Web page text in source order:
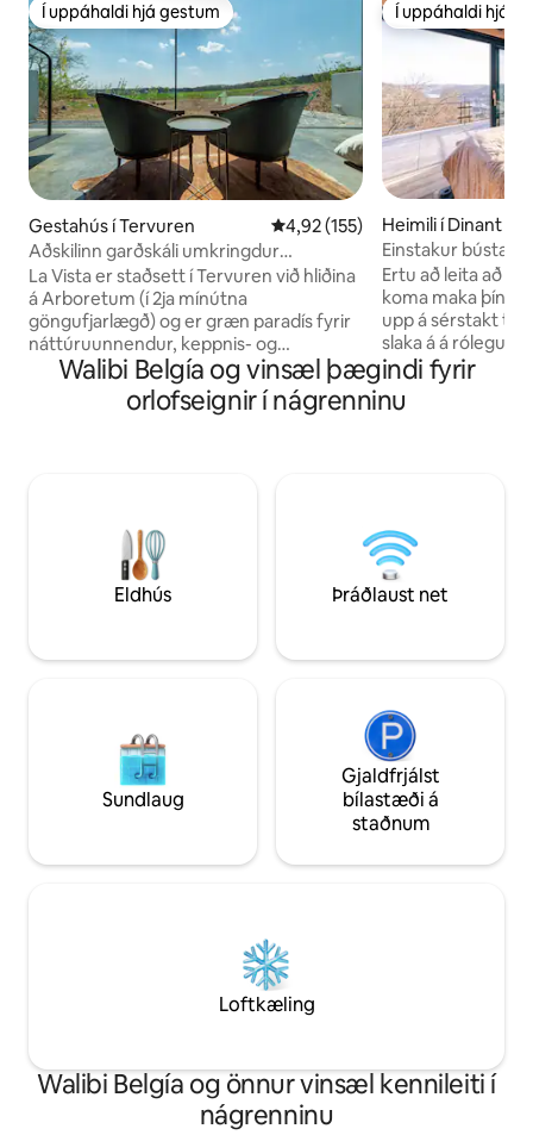
Í uppáhaldi hjá gestum
Í uppáhaldi hjá gestum
Gestahús í Tervuren 4,92 af 5 í meðaleinkunn, 155
4,92 (155)
Aðskilinn garðskáli umkringdur
náttúrunni
La Vista er staðsett í Tervuren við hliðina
á Arboretum (í 2ja mínútna
göngufjarlægð) og er græn paradís fyrir
náttúruunnendur, keppnis- og
fjallahjólafólk og viðskiptaferðamenn.
Það hefur aðgang að náttúrunni, ásamt
þægindum og sveitatilfinningu í
vél og sturtuklefa. Gestir geta slakað á á
einkaveröndinni og notið einstaks og
töfrandi útsýnis á engjum.
Í uppáhaldi hjá
Í uppáhaldi hjá
Heimili í Dinant
Einstakur
útsýni og
Ertu að leita að
koma maka
upp á sérstakt
slaka á á rólegum
dag? Komdu svo
Luna sem er
náttúrufriðlandi í
opnum eldi
Walibi Belgía og vinsæl þægindi fyrir
orlofseignir í nágrenninu
Eldhús Þráðlaust net
Sundlaug
Gjaldfrjálst
bílastæði á
staðnum
Loftkæling
Walibi Belgía og önnur vinsæl kennileiti í
nágrenninu